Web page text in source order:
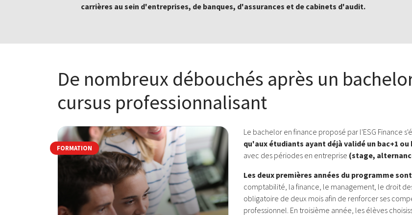
carrières au sein d'entreprises, de banques, d'assurances et de cabinets d'audit.
De nombreux débouchés après un
cursus professionnalisant
FORMATION
Le bachelor en finance proposé par l'ESG Finance
qu'aux étudiants ayant déjà validé un bac+1 ou
avec des périodes en entreprise (stage,
Les deux premières années du programme
comptabilité, la finance, le management, le droit
obligatoire de deux mois afin de renforcer ses
professionnel. En troisième année, les élèves